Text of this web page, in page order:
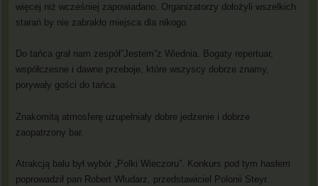
więcej niż wcześniej zapowiadano. Organizatorzy dołożyli wszelkich
starań by nie zabrakło miejsca dla nikogo.
Do tańca grał nam zespół”Jestem”z Wiednia. Bogaty repertuar,
współczesne i dawne przeboje, które wszyscy dobrze znamy,
porywały gości do tańca.
Znakomitą atmosferę uzupełniały dobre jedzenie i dobrze
zaopatrzony bar.
Atrakcją balu był wybór „Polki Wieczoru”. Konkurs pod tym hasłem
poprowadził pan Robert Wludarz, przedstawiciel Polonii Steyr.